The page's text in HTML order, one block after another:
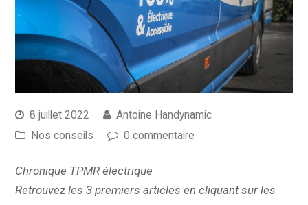
8 juillet 2022
Antoine Handynamic
Nos conseils
0 commentaire
Chronique TPMR électrique
Retrouvez les 3 premiers articles en cliquant sur les